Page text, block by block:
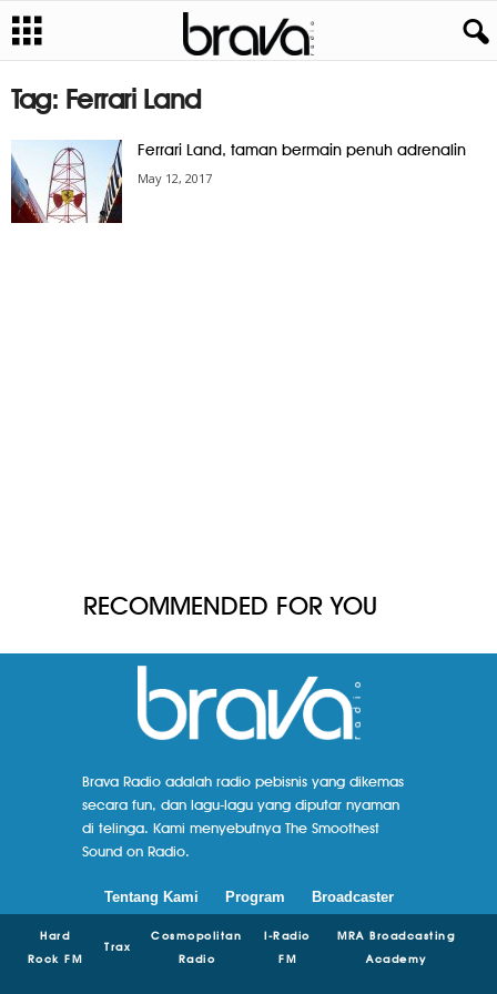
Tag: Ferrari Land
Ferrari Land, taman bermain penuh adrenalin
May 12, 2017
RECOMMENDED FOR YOU
Brava Radio adalah radio pebisnis yang dikemas
secara fun, dan lagu-lagu yang diputar nyaman
di telinga. Kami menyebutnya The Smoothest
Sound on Radio.
Tentang Kami Program Broadcaster
Hard
Rock FM
Trax
Cosmopolitan
Radio
I-Radio
FM
MRA Broadcasting
Academy